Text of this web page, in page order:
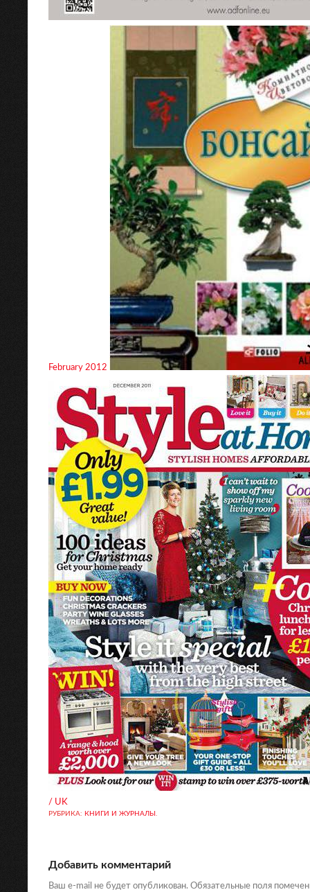
February 2012
/ UK
РУБРИКА: КНИГИ И ЖУРНАЛЫ .
Добавить комментарий
Ваш e-mail не будет опубликован. Обязательные поля